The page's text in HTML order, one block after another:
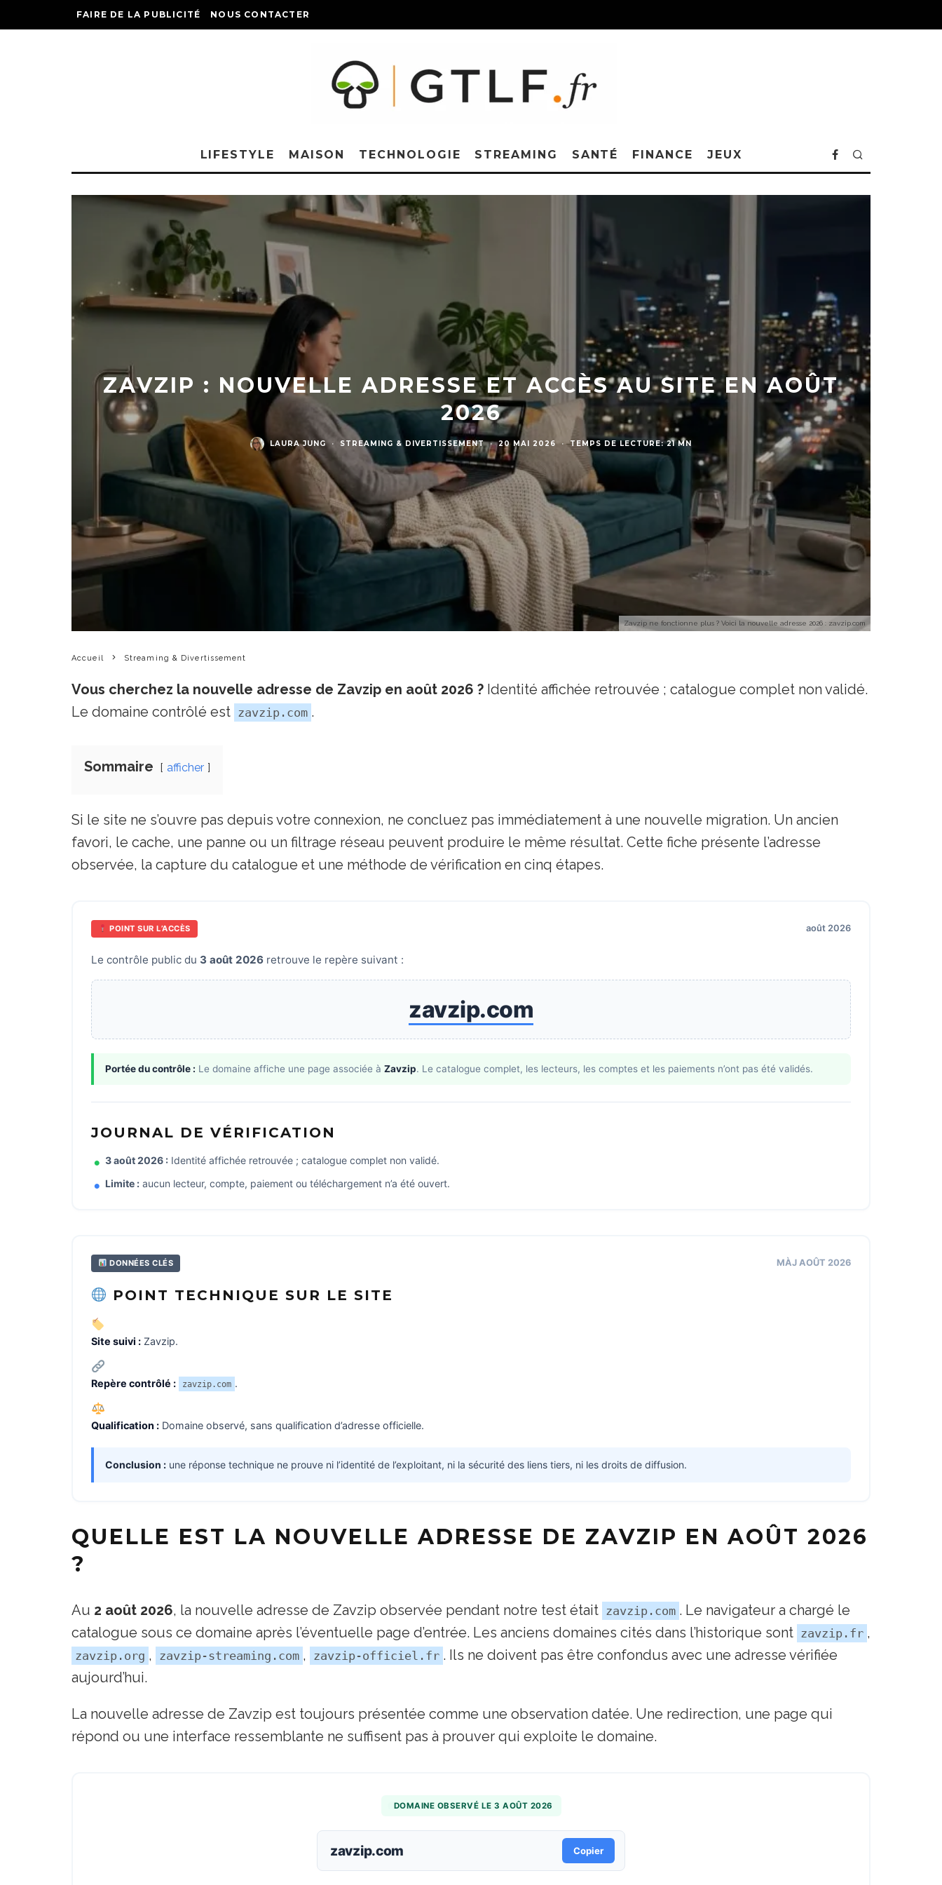
FAIRE DE LA PUBLICITÉ NOUS CONTACTER
LIFESTYLE MAISON TECHNOLOGIE STREAMING SANTÉ FINANCE JEUX
Zavzip ne fonctionne plus ? Voici la nouvelle adresse 2026 : zavzip.com
ZAVZIP : NOUVELLE ADRESSE ET ACCÈS AU SITE EN AOÛT
2026
LAURA JUNG · STREAMING & DIVERTISSEMENT · 20 MAI 2026 · TEMPS DE LECTURE: 21 MN
Accueil Streaming & Divertissement
Vous cherchez la nouvelle adresse de Zavzip en août 2026 ? Identité affichée retrouvée ; catalogue complet non validé.
Le domaine contrôlé est zavzip.com .
Sommaire afficher
Si le site ne s’ouvre pas depuis votre connexion, ne concluez pas immédiatement à une nouvelle migration. Un ancien
favori, le cache, une panne ou un filtrage réseau peuvent produire le même résultat. Cette fiche présente l’adresse
observée, la capture du catalogue et une méthode de vérification en cinq étapes.
POINT SUR L’ACCÈS août 2026
Le contrôle public du 3 août 2026 retrouve le repère suivant :
zavzip.com
Portée du contrôle : Le domaine affiche une page associée à Zavzip. Le catalogue complet, les lecteurs, les comptes et les paiements n’ont pas été validés.
JOURNAL DE VÉRIFICATION
3 août 2026 : Identité affichée retrouvée ; catalogue complet non validé.
Limite : aucun lecteur, compte, paiement ou téléchargement n’a été ouvert.
DONNÉES CLÉS MÀJ AOÛT 2026
POINT TECHNIQUE SUR LE SITE
Site suivi : Zavzip.
Repère contrôlé : zavzip.com .
Qualification : Domaine observé, sans qualification d’adresse officielle.
Conclusion : une réponse technique ne prouve ni l’identité de l’exploitant, ni la sécurité des liens tiers, ni les droits de diffusion.
QUELLE EST LA NOUVELLE ADRESSE DE ZAVZIP EN AOÛT 2026
?
Au 2 août 2026, la nouvelle adresse de Zavzip observée pendant notre test était zavzip.com . Le navigateur a chargé le
catalogue sous ce domaine après l’éventuelle page d’entrée. Les anciens domaines cités dans l’historique sont zavzip.fr ,
zavzip.org , zavzip-streaming.com , zavzip-officiel.fr . Ils ne doivent pas être confondus avec une adresse vérifiée
aujourd’hui.
La nouvelle adresse de Zavzip est toujours présentée comme une observation datée. Une redirection, une page qui
répond ou une interface ressemblante ne suffisent pas à prouver qui exploite le domaine.
DOMAINE OBSERVÉ LE 3 AOÛT 2026
zavzip.com Copier